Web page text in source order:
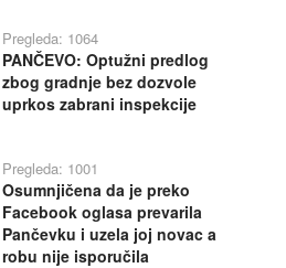
Pregleda: 1064
PANČEVO: Optužni predlog
zbog gradnje bez dozvole
uprkos zabrani inspekcije
Pregleda: 1001
Osumnjičena da je preko
Facebook oglasa prevarila
Pančevku i uzela joj novac a
robu nije isporučila